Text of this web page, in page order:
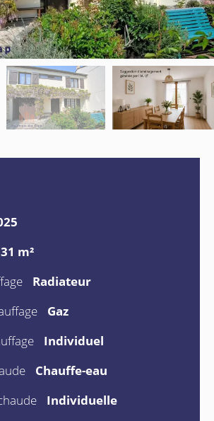
m²
Radiateur
Gaz
Individuel
Chauffe-eau
Individuelle